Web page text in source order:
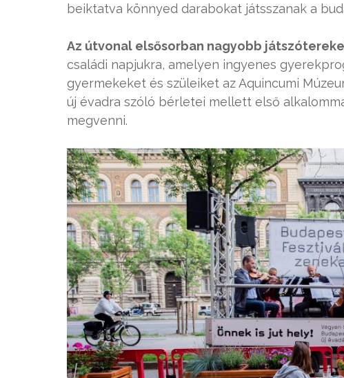
beiktatva könnyed darabokat játsszanak a
Az útvonal elsősorban nagyobb
családi napjukra, amelyen ingyenes
gyermekeket és szüleiket az Aquincumi
új évadra szóló bérletei mellett első
megvenni.